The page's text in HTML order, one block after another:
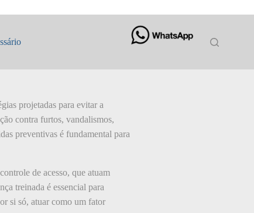
projetadas para evitar a
contra furtos, vandalismos,
preventivas é fundamental para
de acesso, que atuam
treinada é essencial para
si só, atuar como um fator